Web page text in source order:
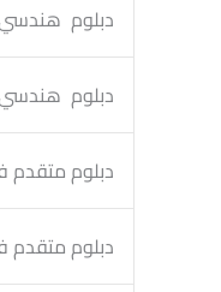
دبلوم
دبلوم هندسي
دبلوم متقدم
دبلوم متقدم